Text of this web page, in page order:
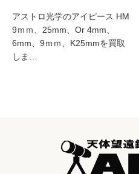
アストロ光学のアイピース HM
9ｍｍ、25mm、Or 4mm、
6mm、9ｍｍ、K25mmを買取
しま…